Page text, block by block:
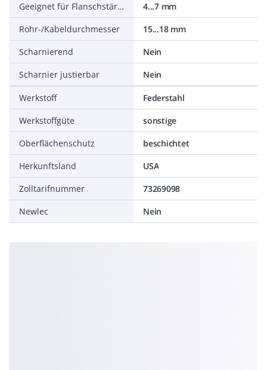
Geeignet für Flanschstärke
4...7 mm
Rohr-/Kabeldurchmesser
15...18 mm
Scharnierend
Nein
Scharnier justierbar
Nein
Werkstoff
Federstahl
Werkstoffgüte
sonstige
Oberflächenschutz
beschichtet
Herkunftsland
USA
Zolltarifnummer
73269098
Newlec
Nein